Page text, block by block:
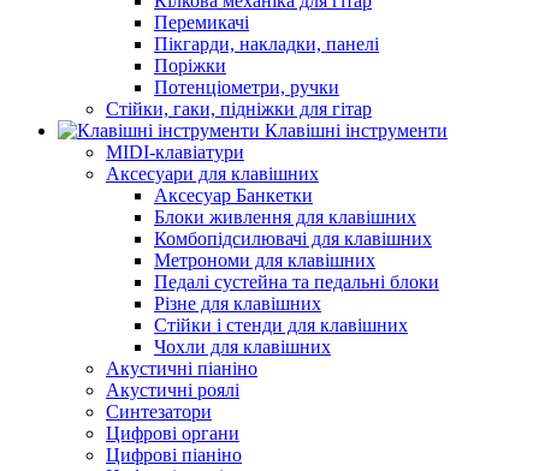
Перемикачі
Пікгарди, накладки, панелі
Поріжки
Потенціометри, ручки
Стійки, гаки, підніжки для гітар
Клавішні інструменти
MIDI-клавіатури
Аксесуари для клавішних
Аксесуар Банкетки
Блоки живлення для клавішних
Комбопідсилювачі для клавішних
Метрономи для клавішних
Педалі сустейна та педальні блоки
Різне для клавішних
Стійки і стенди для клавішних
Чохли для клавішних
Акустичні піаніно
Акустичні роялі
Синтезатори
Цифрові органи
Цифрові піаніно